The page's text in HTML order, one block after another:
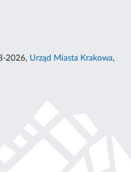
2026, Urząd Miasta Krakowa,